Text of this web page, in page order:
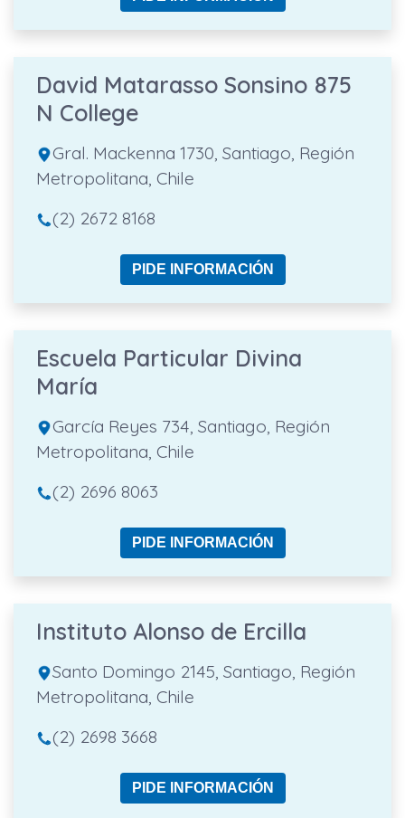
David Matarasso Sonsino 875
N College
Gral. Mackenna 1730, Santiago, Región
Metropolitana, Chile
(2) 2672 8168
PIDE INFORMACIÓN
Escuela Particular Divina
María
García Reyes 734, Santiago, Región
Metropolitana, Chile
(2) 2696 8063
PIDE INFORMACIÓN
Instituto Alonso de Ercilla
Santo Domingo 2145, Santiago, Región
Metropolitana, Chile
(2) 2698 3668
PIDE INFORMACIÓN